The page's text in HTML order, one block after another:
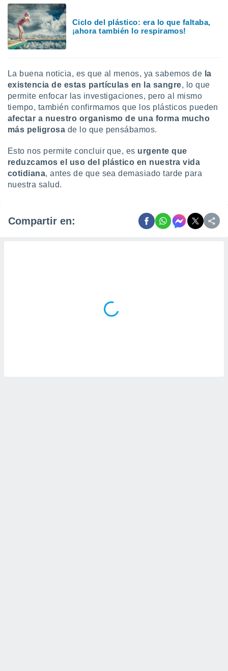
Ciclo del plástico: era lo que faltaba,
¡ahora también lo respiramos!
La buena noticia, es que al menos, ya sabemos de la
existencia de estas partículas en la sangre, lo que
permite enfocar las investigaciones, pero al mismo
tiempo, también confirmamos que los plásticos pueden
afectar a nuestro organismo de una forma mucho
más peligrosa de lo que pensábamos.
Esto nos permite concluir que, es urgente que
reduzcamos el uso del plástico en nuestra vida
cotidiana, antes de que sea demasiado tarde para
nuestra salud.
Compartir en: